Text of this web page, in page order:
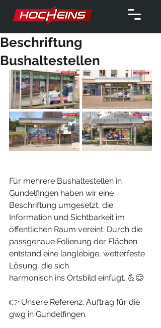
Beschriftung
Bushaltestellen
Für mehrere Bushaltestellen in
Gundelfingen haben wir eine
Beschriftung umgesetzt, die
Information und Sichtbarkeit im
öffentlichen Raum vereint. Durch die
passgenaue Folierung der Flächen
entstand eine langlebige, wetterfeste
Lösung, die sich
harmonisch ins Ortsbild einfügt. 💪😊
👉 Unsere Referenz: Auftrag für die
gwg in Gundelfingen.